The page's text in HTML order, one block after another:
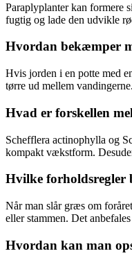
Paraplyplanter kan formere
fugtig og lade den udvikle
Hvordan bekæmper
Hvis jorden i en potte med
tørre ud mellem
Hvad er forskellen
Schefflera actinophylla og
kompakt vækstform.
Hvilke forholdsregler
Når man slår græs om
eller stammen. Det
Hvordan kan man